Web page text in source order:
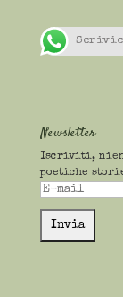
Scrivici
Newsletter
Iscriviti,
poetiche